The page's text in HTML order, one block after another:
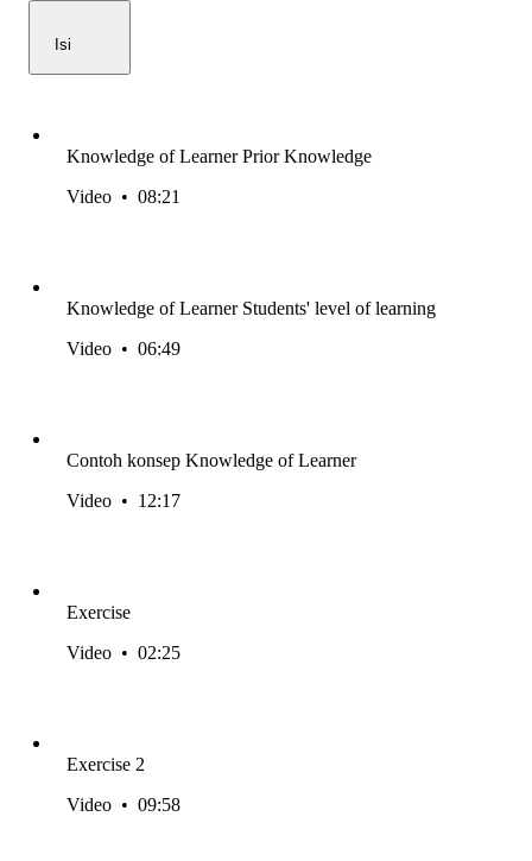
Isi
Knowledge of Learner Prior Knowledge
Video • 08:21
Knowledge of Learner Students' level of learning
Video • 06:49
Contoh konsep Knowledge of Learner
Video • 12:17
Exercise
Video • 02:25
Exercise 2
Video • 09:58